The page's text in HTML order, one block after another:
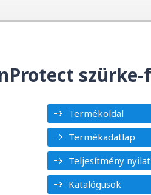
Termékoldal
Termékadatlap
Teljesítmény
Katalógusok